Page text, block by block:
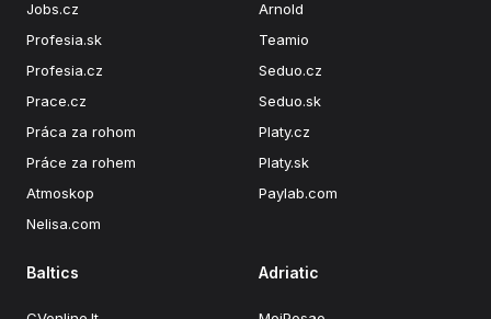
Jobs.cz
Profesia.sk
Profesia.cz
Prace.cz
Práca za rohom
Práce za rohem
Atmoskop
Nelisa.com
Arnold
Teamio
Seduo.cz
Seduo.sk
Platy.cz
Platy.sk
Paylab.com
Baltics Adriatic